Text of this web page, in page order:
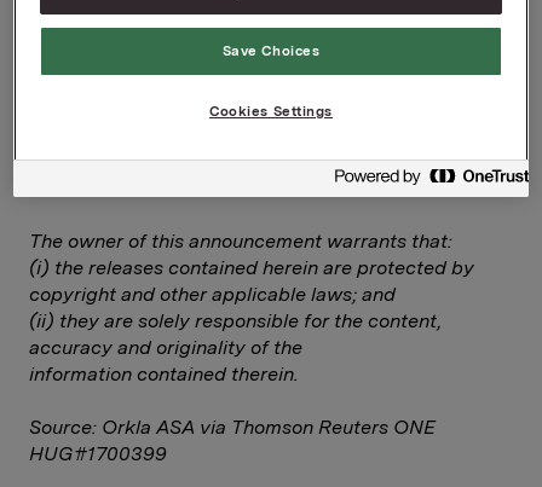
Valgkomiteens innstilling til Orklas konsernstyre
This announcement is distributed by Thomson
Reuters on behalf of Thomson Reuters clients.
The owner of this announcement warrants that:
(i) the releases contained herein are protected by
copyright and other applicable laws; and
(ii) they are solely responsible for the content,
accuracy and originality of the
information contained therein.
Source: Orkla ASA via Thomson Reuters ONE
HUG#1700399
Save Choices
Cookies Settings